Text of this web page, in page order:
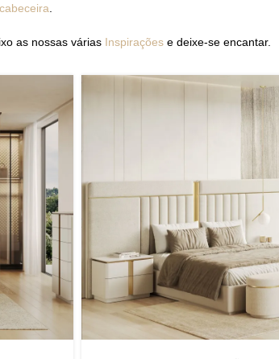
as nossas várias Inspirações e deixe-se encantar.